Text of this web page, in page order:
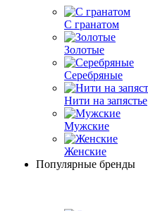
С гранатом
Золотые
Серебряные
Нити на запястье
Мужские
Женские
Популярные бренды